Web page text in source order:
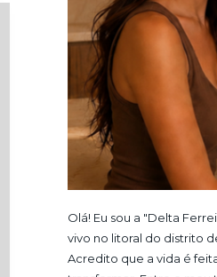
Olá! Eu sou a "Delta
vivo no litoral do distrito
Acredito que a vida é